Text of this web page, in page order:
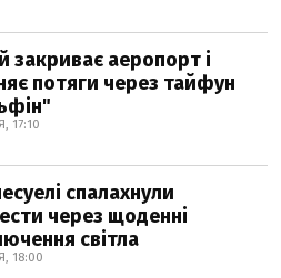
закриває аеропорт і
потяги через тайфун
17:10
спалахнули
через щоденні
світла
18:00